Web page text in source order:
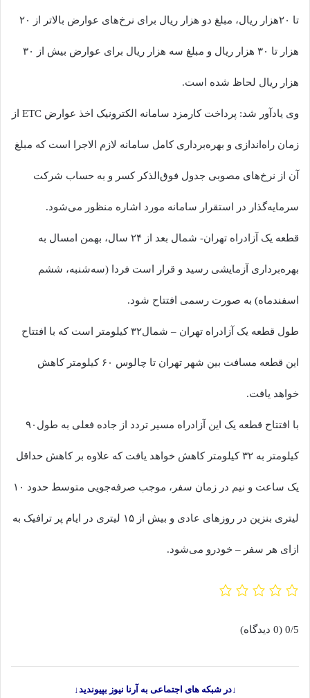
تا ۲۰هزار ریال،‌ مبلغ دو هزار ریال برای نرخ‌های عوارض بالاتر از ۲۰
هزار تا ۳۰ هزار ریال و مبلغ سه هزار ریال برای عوارض بیش از ۳۰
هزار ریال لحاظ شده است.
وی یادآور شد: پرداخت کارمزد سامانه الکترونیک اخذ عوارض ETC از
زمان راه‌اندازی و بهره‌برداری کامل سامانه لازم الاجرا است که مبلغ
آن از نرخ‌های مصوبی جدول فوق‌الذکر کسر و به حساب شرکت
سرمایه‌گذار در استقرار سامانه مورد اشاره منظور می‌شود.
قطعه یک آزادراه تهران- شمال بعد از ۲۴ سال، بهمن امسال به
بهره‌برداری آزمایشی رسید و قرار است فردا (سه‌شنبه، ششم
اسفندماه) به صورت رسمی افتتاح شود.
طول قطعه یک آزادراه تهران – شمال۳۲ کیلومتر است که با افتتاح
این قطعه مسافت بین شهر تهران تا چالوس ۶۰ کیلومتر کاهش
خواهد یافت.
با افتتاح قطعه یک این آزادراه مسیر تردد از جاده فعلی به طول۹۰
کیلومتر به ۳۲ کیلومتر کاهش خواهد یافت که علاوه بر کاهش حداقل
یک ساعت و نیم در زمان سفر، موجب صرفه‌جویی متوسط حدود ۱۰
لیتری بنزین در روزهای عادی و بیش از ۱۵ لیتری در ایام پر ترافیک به
ازای هر سفر – خودرو می‌شود.
0/5 (0 دیدگاه)
↓در شبکه های اجتماعی به آرنا نیوز بپیوندید↓